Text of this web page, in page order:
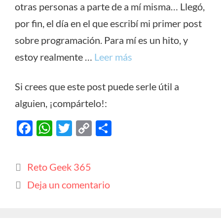
otras personas a parte de a mí misma… Llegó,
por fin, el día en el que escribí mi primer post
sobre programación. Para mí es un hito, y
estoy realmente … Leer más
Si crees que este post puede serle útil a
alguien, ¡compártelo!:
F
e
b
o
W
at
s
A
T
itt
er
C
Li
Categorías
Reto Geek 365
Deja un comentario